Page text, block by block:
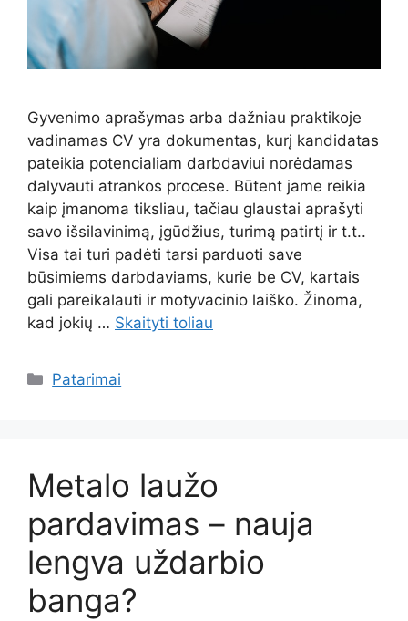
Gyvenimo aprašymas arba dažniau praktikoje
vadinamas CV yra dokumentas, kurį kandidatas
pateikia potencialiam darbdaviui norėdamas
dalyvauti atrankos procese. Būtent jame reikia
kaip įmanoma tiksliau, tačiau glaustai aprašyti
savo išsilavinimą, įgūdžius, turimą patirtį ir t.t..
Visa tai turi padėti tarsi parduoti save
būsimiems darbdaviams, kurie be CV, kartais
gali pareikalauti ir motyvacinio laiško. Žinoma,
kad jokių … Skaityti toliau
Kategorijos
Patarimai
Metalo laužo
pardavimas – nauja
lengva uždarbio
banga?